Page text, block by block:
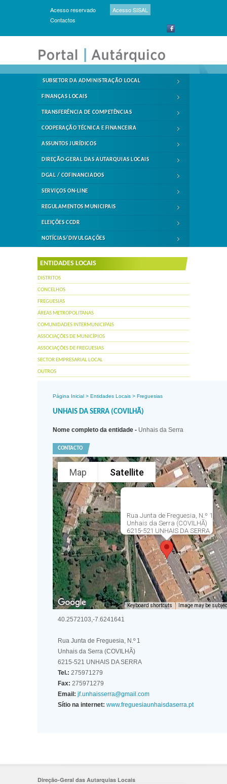
Acesso reservado
Acesso SISAL
Contactos
SUBSETOR DA ADMINISTRAÇÃO LOCAL
FINANÇAS LOCAIS
TRANSFERÊNCIA DE COMPETÊNCIAS
COOPERAÇÃO TÉCNICA E FINANCEIRA
ASSUNTOS JURÍDICOS
DIREÇÃO-GERAL DAS AUTARQUIAS LOCAIS
DGAL / COFINANCIADOS
SERVIÇOS ON-LINE
REGULAMENTOS MUNICIPAIS
ELEIÇÕES CCDR
NOTÍCIAS/DIVULGAÇÕES
ENTIDADES LOCAIS
DISTRITOS
CONCELHOS
FREGUESIAS
ÁREAS METROPOLITANAS
COMUNIDADES INTERMUNICIPAIS
ASSOCIAÇÕES DE MUNICÍPIOS
ASSOCIAÇÕES DE FREGUESIAS
SECTOR EMPRESARIAL LOCAL
OUTROS
Página Inicial > Entidades Locais > Freguesias
UNHAIS DA SERRA (COVILHÃ)
Nome completo da entidade - Unhais da Serra
CONTACTO
Rua Junta de Freguesia, N.º 1
Unhais da Serra (COVILHÃ)
6215-521 UNHAIS DA SERRA
Map Satellite
Keyboard shortcuts Image may be
40.2572103,-7.6241641
Rua Junta de Freguesia, N.º 1
Unhais da Serra (COVILHÃ)
6215-521 UNHAIS DA SERRA
Tel.: 275971279
Fax: 275971279
Email: jf.unhaisserra@gmail.com
Sítio na internet: www.freguesiaunhaisdaserra.pt
Direção-Geral das Autarquias Locais